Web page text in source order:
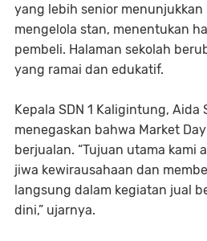
yang lebih senior menunjukkan
mengelola stan, menentukan
pembeli. Halaman sekolah
yang ramai dan edukatif.
Kepala SDN 1 Kaligintung, Aida
menegaskan bahwa Market
berjualan. “Tujuan utama kami
jiwa kewirausahaan dan
langsung dalam kegiatan jual
dini,” ujarnya.